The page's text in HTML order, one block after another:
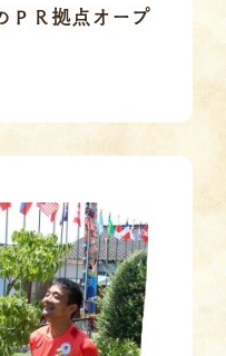
ＰＲ拠点オープ